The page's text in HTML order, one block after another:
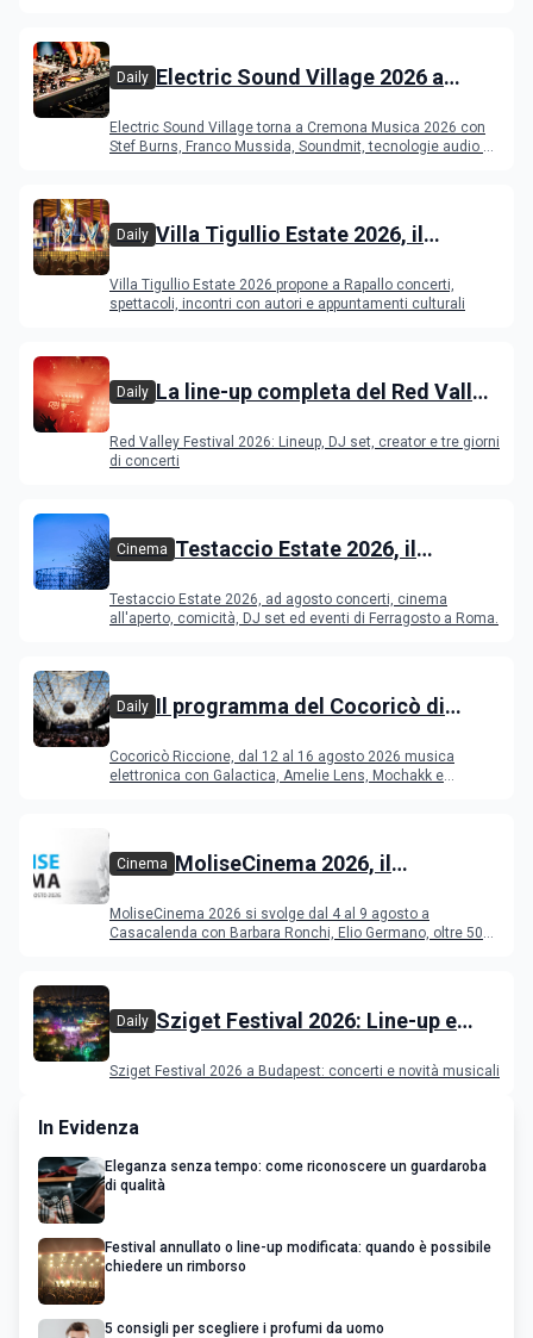
Daily Electric Sound Village 2026 a
Young Band Contest, il programma
Electric Sound Village torna a Cremona Musica 2026 con
Stef Burns, Franco Mussida, Soundmit, tecnologie audio e
Daily Villa Tigullio Estate 2026, il
Villa Tigullio Estate 2026 propone a Rapallo concerti,
spettacoli, incontri con autori e appuntamenti culturali
Daily La line-up completa del Red Valley
Red Valley Festival 2026: Lineup, DJ set, creator e tre giorni
di concerti
Cinema Testaccio Estate 2026, il
Ferragosto
Testaccio Estate 2026, ad agosto concerti, cinema
all'aperto, comicità, DJ set ed eventi di Ferragosto a Roma.
Daily Il programma del Cocoricò di
Cocoricò Riccione, dal 12 al 16 agosto 2026 musica
elettronica con Galactica, Amelie Lens, Mochakk e
Cinema MoliseCinema 2026, il
MoliseCinema 2026 si svolge dal 4 al 9 agosto a
Casacalenda con Barbara Ronchi, Elio Germano, oltre 50
Daily Sziget Festival 2026: Line-up e
Sziget Festival 2026 a Budapest: concerti e novità musicali
In Evidenza
Eleganza senza tempo: come riconoscere un guardaroba
di qualità
Festival annullato o line-up modificata: quando è possibile
chiedere un rimborso
5 consigli per scegliere i profumi da uomo